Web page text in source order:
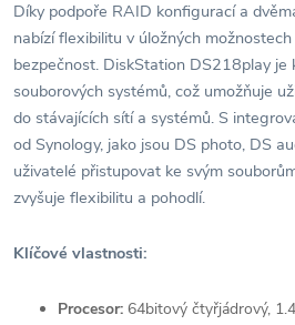
Díky podpoře RAID konfigurací a
nabízí flexibilitu v úložných
bezpečnost. DiskStation DS218play je
souborových systémů, což umožňuje
do stávajících sítí a systémů. S
od Synology, jako jsou DS photo, DS
uživatelé přistupovat ke svým
zvyšuje flexibilitu a pohodlí.
Klíčové vlastnosti:
Procesor: 64bitový čtyřjádrový,